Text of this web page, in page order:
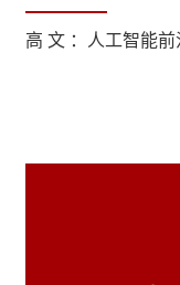
高 文 ：人工智能